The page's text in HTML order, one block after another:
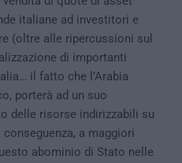
italiane ad investitori e
(oltre alle ripercussioni sul
di importanti
il fatto che l’Arabia
porterà ad un suo
delle risorse indirizzabili su
a maggiori
abominio di Stato nelle